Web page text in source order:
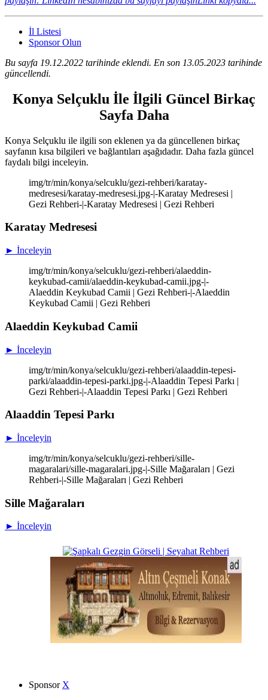
İl Listesi
Sponsor Olun
Bu sayfa 19.12.2022 tarihinde eklendi. En son 13.05.2023 tarihinde
güncellendi.
Konya Selçuklu İle İlgili Güncel Birkaç
Sayfa Daha
Konya Selçuklu ile ilgili son eklenen ya da güncellenen birkaç
sayfanın kısa bilgileri ve bağlantıları aşağıdadır. Daha fazla güncel
faydalı bilgi inceleyin.
img/tr/min/konya/selcuklu/gezi-rehberi/karatay-
medresesi/karatay-medresesi.jpg-|-Karatay Medresesi |
Gezi Rehberi-|-Karatay Medresesi | Gezi Rehberi
Karatay Medresesi
► İnceleyin
img/tr/min/konya/selcuklu/gezi-rehberi/alaeddin-
keykubad-camii/alaeddin-keykubad-camii.jpg-|-
Alaeddin Keykubad Camii | Gezi Rehberi-|-Alaeddin
Keykubad Camii | Gezi Rehberi
Alaeddin Keykubad Camii
► İnceleyin
img/tr/min/konya/selcuklu/gezi-rehberi/alaaddin-tepesi-
parki/alaaddin-tepesi-parki.jpg-|-Alaaddin Tepesi Parkı |
Gezi Rehberi-|-Alaaddin Tepesi Parkı | Gezi Rehberi
Alaaddin Tepesi Parkı
► İnceleyin
img/tr/min/konya/selcuklu/gezi-rehberi/sille-
magaralari/sille-magaralari.jpg-|-Sille Mağaraları | Gezi
Rehberi-|-Sille Mağaraları | Gezi Rehberi
Sille Mağaraları
► İnceleyin
Sponsor X